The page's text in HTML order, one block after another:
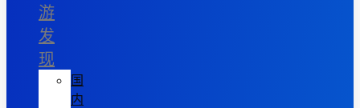
游
发
现
国
内